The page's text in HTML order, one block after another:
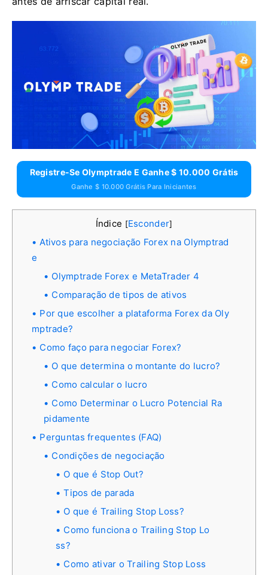
Registre-Se Olymptrade E Ganhe $ 10.000 Grátis
Ganhe $ 10.000 Grátis Para Iniciantes
Índice [Esconder]
Ativos para negociação Forex na Olymptrad
e
Olymptrade Forex e MetaTrader 4
Comparação de tipos de ativos
Por que escolher a plataforma Forex da Oly
mptrade?
Como faço para negociar Forex?
O que determina o montante do lucro?
Como calcular o lucro
Como Determinar o Lucro Potencial Ra
pidamente
Perguntas frequentes (FAQ)
Condições de negociação
O que é Stop Out?
Tipos de parada
O que é Trailing Stop Loss?
Como funciona o Trailing Stop Lo
ss?
Como ativar o Trailing Stop Loss